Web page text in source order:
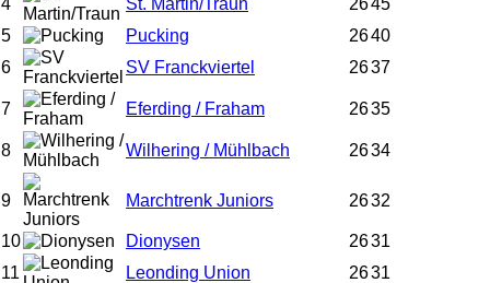
5
Pucking 2640
6
SV Franckviertel 2637
7 Eferding / Fraham 2635
8 Wilhering / Mühlbach 2634
9 Marchtrenk Juniors 2632
10 Dionysen 2631
11
Leonding Union 2631